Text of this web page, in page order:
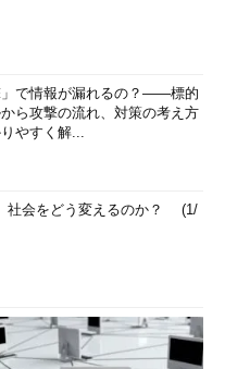
」で情報が漏れるの？――標的
ら攻撃の流れ、対策の考え方
やすく解...
社会をどう変えるのか？ (1/